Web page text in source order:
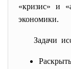
«кризис» и
экономики.
Задачи